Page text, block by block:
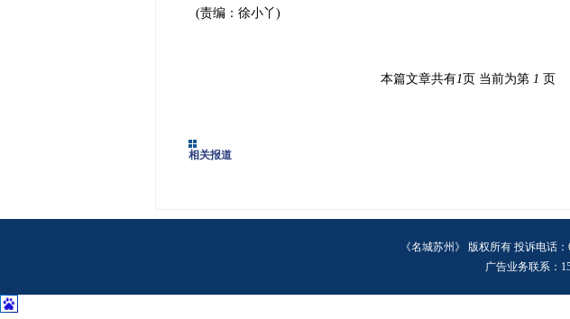
(责编：徐小丫)
本篇文章共有1页 当前为第 1 页
相关报道
《名城苏州》 版权所有 投诉电话
广告业务联系：